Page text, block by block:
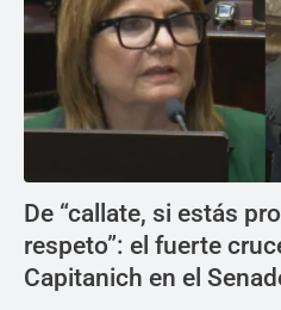
De “callate, si estás
respeto”: el fuerte
Capitanich en el